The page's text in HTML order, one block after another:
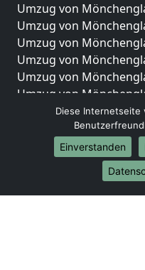
Umzug von
Umzug von
Umzug von
Umzug von
Umzug von
Umzug von
Umzug von
Umzug von
Internationale-
Umzug von
Umzug von
Diese Internetseite
Einverstanden